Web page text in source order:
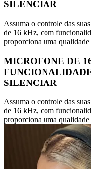
SILENCIAR
Assuma o controle das
de 16 kHz, com
proporciona uma
MICROFONE DE
SILENCIAR
Assuma o controle das
de 16 kHz, com
proporciona uma